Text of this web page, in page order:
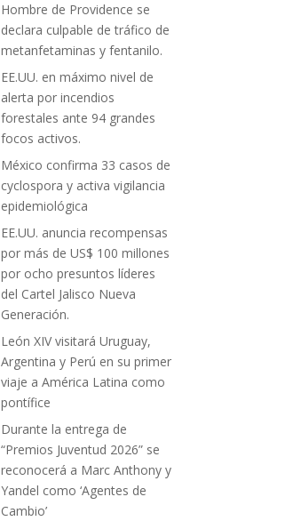
Hombre de Providence se
declara culpable de tráfico de
metanfetaminas y fentanilo.
EE.UU. en máximo nivel de
alerta por incendios
forestales ante 94 grandes
focos activos.
México confirma 33 casos de
cyclospora y activa vigilancia
epidemiológica
EE.UU. anuncia recompensas
por más de US$ 100 millones
por ocho presuntos líderes
del Cartel Jalisco Nueva
Generación.
León XIV visitará Uruguay,
Argentina y Perú en su primer
viaje a América Latina como
pontífice
Durante la entrega de
“Premios Juventud 2026” se
reconocerá a Marc Anthony y
Yandel como ‘Agentes de
Cambio’